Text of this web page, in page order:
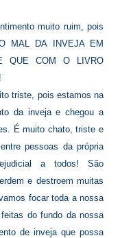
muito ruim, pois
MAL DA INVEJA EM
QUE COM O LIVRO
triste, pois estamos na
da inveja e chegou a
É muito chato, triste e
pessoas da própria
a todos! São
e destroem muitas
focar toda a nossa
do fundo da nossa
de inveja que possa